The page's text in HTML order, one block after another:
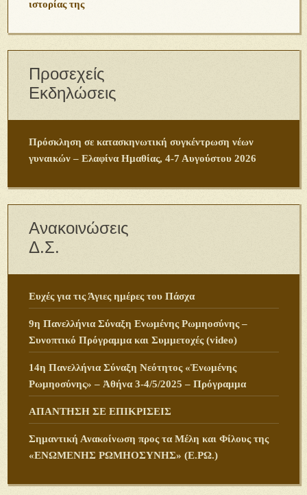
ιστορίας της
Προσεχείς
Εκδηλώσεις
Πρόσκληση σε κατασκηνωτική συγκέντρωση νέων
γυναικών – Ελαφίνα Ημαθίας, 4-7 Αυγούστου 2026
Ανακοινώσεις
Δ.Σ.
Ευχές για τις Άγιες ημέρες του Πάσχα
9η Πανελλήνια Σύναξη Ενωμένης Ρωμηοσύνης –
Συνοπτικό Πρόγραμμα και Συμμετοχές (video)
14η Πανελλήνια Σύναξη Νεότητος «Ἑνωμένης
Ρωμηοσύνης» – Ἀθήνα 3-4/5/2025 – Πρόγραμμα
ΑΠΑΝΤΗΣΗ ΣΕ ΕΠΙΚΡΙΣΕΙΣ
Σημαντική Ανακοίνωση προς τα Μέλη και Φίλους της
«ΕΝΩΜΕΝΗΣ ΡΩΜΗΟΣΥΝΗΣ» (Ε.ΡΩ.)